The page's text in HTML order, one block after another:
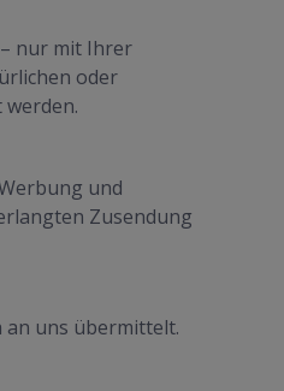
nur mit Ihrer
oder
und
Zusendung
an uns übermittelt.